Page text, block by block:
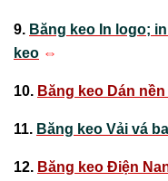
9. Băng keo In logo;
keo ⇔
10. Băng keo Dán
11. Băng keo Vải vá
12. Băng keo Điện